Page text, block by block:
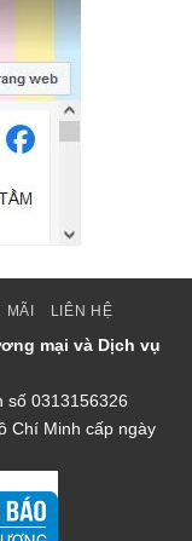
MÃI LIÊN HỆ
mại và Dịch vụ
số 0313156326
Chí Minh cấp ngày